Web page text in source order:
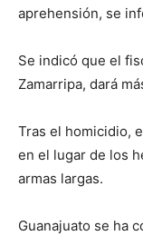
aprehensión, se
Se indicó que el
Zamarripa, dará
Tras el homicidio,
en el lugar de los
armas largas.
Guanajuato se ha